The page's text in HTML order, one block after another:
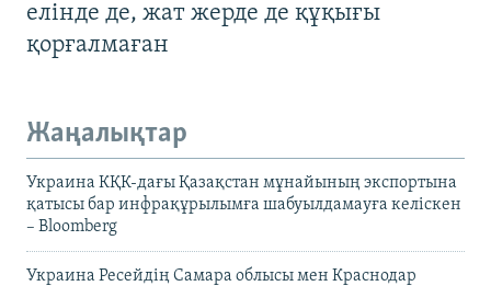
елінде де, жат жерде де құқығы
қорғалмаған
Жаңалықтар
Украина КҚК-дағы Қазақстан мұнайының экспортына
қатысы бар инфрақұрылымға шабуылдамауға келіскен
– Bloomberg
Украина Ресейдің Самара облысы мен Краснодар